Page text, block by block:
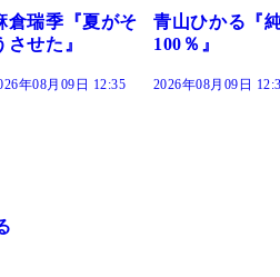
山ひかる『純度
％』
年08月09日 12:30